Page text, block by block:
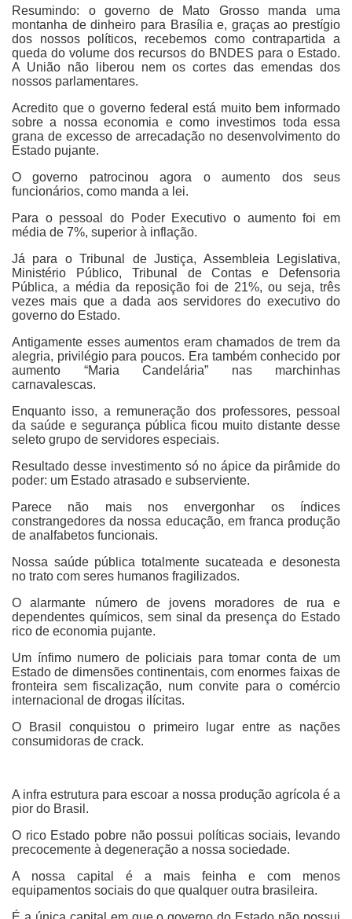
Resumindo: o governo de Mato Grosso manda uma
montanha de dinheiro para Brasília e, graças ao prestígio
dos nossos políticos, recebemos como contrapartida a
queda do volume dos recursos do BNDES para o Estado.
A União não liberou nem os cortes das emendas dos
nossos parlamentares.
Acredito que o governo federal está muito bem informado
sobre a nossa economia e como investimos toda essa
grana de excesso de arrecadação no desenvolvimento do
Estado pujante.
O governo patrocinou agora o aumento dos seus
funcionários, como manda a lei.
Para o pessoal do Poder Executivo o aumento foi em
média de 7%, superior à inflação.
Já para o Tribunal de Justiça, Assembleia Legislativa,
Ministério Público, Tribunal de Contas e Defensoria
Pública, a média da reposição foi de 21%, ou seja, três
vezes mais que a dada aos servidores do executivo do
governo do Estado.
Antigamente esses aumentos eram chamados de trem da
alegria, privilégio para poucos. Era também conhecido por
aumento “Maria Candelária” nas marchinhas
carnavalescas.
Enquanto isso, a remuneração dos professores, pessoal
da saúde e segurança pública ficou muito distante desse
seleto grupo de servidores especiais.
Resultado desse investimento só no ápice da pirâmide do
poder: um Estado atrasado e subserviente.
Parece não mais nos envergonhar os índices
constrangedores da nossa educação, em franca produção
de analfabetos funcionais.
Nossa saúde pública totalmente sucateada e desonesta
no trato com seres humanos fragilizados.
O alarmante número de jovens moradores de rua e
dependentes químicos, sem sinal da presença do Estado
rico de economia pujante.
Um ínfimo numero de policiais para tomar conta de um
Estado de dimensões continentais, com enormes faixas de
fronteira sem fiscalização, num convite para o comércio
internacional de drogas ilícitas.
O Brasil conquistou o primeiro lugar entre as nações
consumidoras de crack.
A infra estrutura para escoar a nossa produção agrícola é a
pior do Brasil.
O rico Estado pobre não possui políticas sociais, levando
precocemente à degeneração a nossa sociedade.
A nossa capital é a mais feinha e com menos
equipamentos sociais do que qualquer outra brasileira.